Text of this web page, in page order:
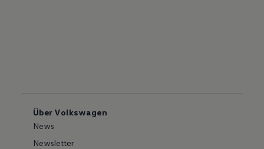
Über Volkswagen
News
Newsletter